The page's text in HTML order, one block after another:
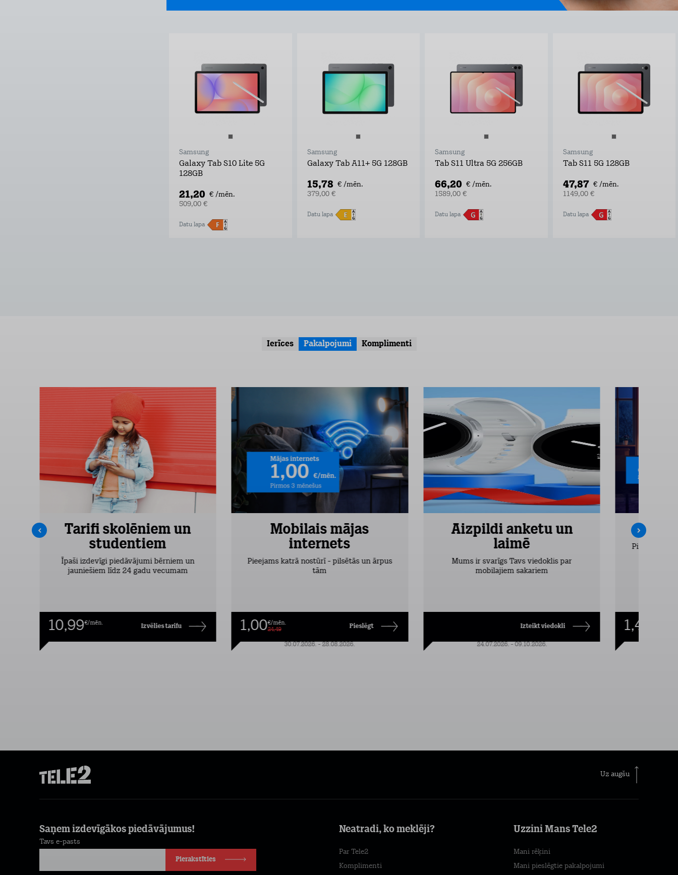
Samsung
Galaxy Tab S10 Lite 5G
128GB
21,20 € /mēn.
509,00 €
Datu lapa
Samsung
Galaxy Tab A11+ 5G 128GB
15,78 € /mēn.
379,00 €
Datu lapa
Samsung
Tab S11 Ultra 5G 256GB
66,20 € /mēn.
1589,00 €
Datu lapa
Samsung
Tab S11 5G 128GB
47,87 € /mēn.
1149,00 €
Datu lapa
Ierīces Pakalpojumi Komplimenti
Tarifi skolēniem un
studentiem
Īpaši izdevīgi piedāvājumi bērniem un
jauniešiem līdz 24 gadu vecumam
10,99€/mēn. Izvēlies tarifu
Mobilais mājas
internets
Pieejams katrā nostūrī - pilsētās un ārpus
tām
1,00€/mēn.
24,49
Pieslēgt
30.07.2026. - 28.08.2026.
Aizpildi anketu un
laimē
Mums ir svarīgs Tavs viedoklis par
mobilajiem sakariem
Izteikt viedokli
24.07.2026. - 09.10.2026.
Pirmos 2
1,49
Uz augšu
Saņem izdevīgākos piedāvājumus!
Tavs e-pasts
Pierakstīties
Neatradi, ko meklēji?
Par Tele2
Komplimenti
Uzzini Mans Tele2
Mani rēķini
Mani pieslēgtie pakalpojumi